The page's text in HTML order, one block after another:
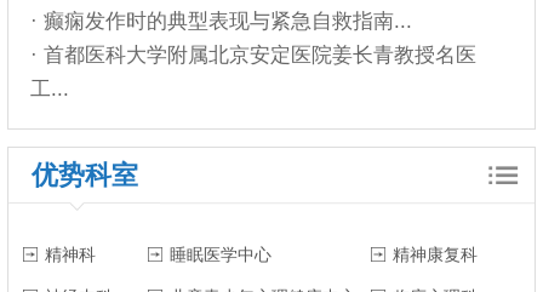
· 癫痫发作时的典型表现与紧急自救指南...
· 首都医科大学附属北京安定医院姜长青教授名医
工...
优势科室
精神科 睡眠医学中心 精神康复科